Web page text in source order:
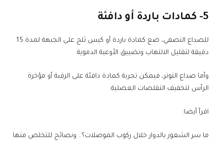
5- كمادات باردة أو دافئة
للصداع النصفي، ضع كمادة باردة أو كيس ثلج على الجبهة لمدة 15
دقيقة لتقليل الالتهاب وتضييق الأوعية الدموية.
وأما صداع التوتر، فيمكن تجربة كمادة دافئة على الرقبة أو مؤخرة
الرأس لتخفيف التقلصات العضلية.
اقرأ أيضا:
ما سر الشعور بالدوار خلال ركوب الموصلات؟.. ونصائح للتخلص منها